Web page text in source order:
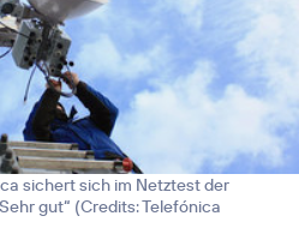
sichert sich im Netztest der
gut“ (Credits: Telefónica